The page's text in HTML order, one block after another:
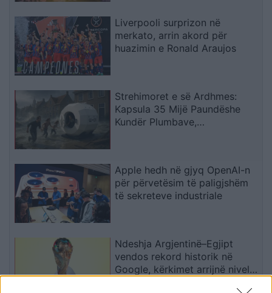
Liverpooli surprizon në
merkato, arrin akord për
huazimin e Ronald Araujos
Strehimoret e së Ardhmes:
Kapsula 35 Mijë Paundëshe
Kundër Plumbave,
Apple hedh në gjyq OpenAI-n
për përvetësim të paligjshëm
të sekreteve industriale
Ndeshja Argjentinë–Egjipt
vendos rekord historik në
Google, kërkimet arrijnë nivele